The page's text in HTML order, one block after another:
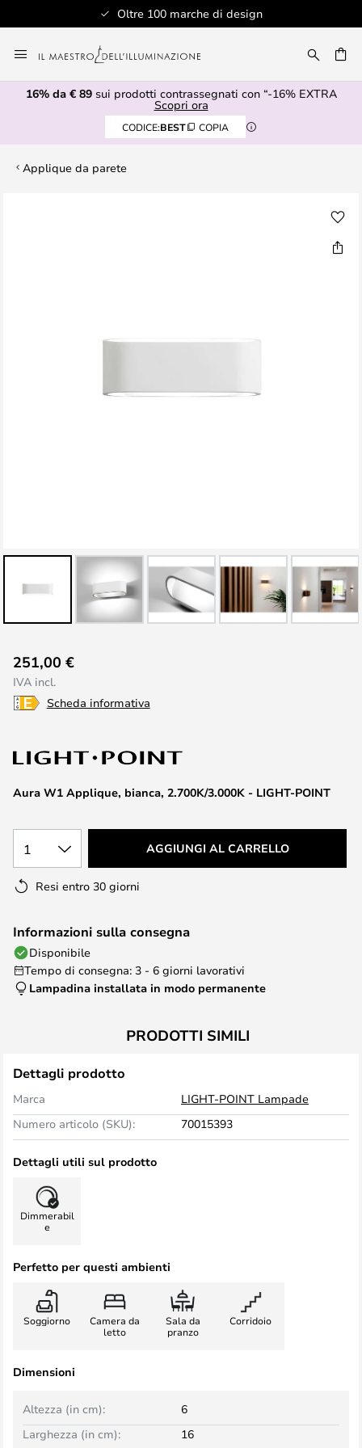
Oltre 100 marche di design
al
contenuto
16% da € 89sui prodotti contrassegnati con “-16% EXTRA
Scopri ora
CODICE:BEST COPIA
Applique da parete
all'inizio
della
galleria
immagini
Aura W1 Applique, bianca, 2.700K/3.000K - LIGHT-POINT
251,00 €
IVA incl.
Scheda informativa
1 AGGIUNGI AL CARRELLO
Resi entro 30 giorni
Informazioni sulla consegna
Disponibile
Tempo di consegna: 3 - 6 giorni lavorativi
Lampadina installata in modo permanente
PRODOTTI SIMILI
Dettagli prodotto
Marca
LIGHT-POINT Lampade
Numero articolo (SKU):
70015393
Dettagli utili sul prodotto
Dimmerabil
e
Perfetto per questi ambienti
Soggiorno
Camera da
letto
Sala da
pranzo
Corridoio
Dimensioni
Larghezza (in cm): 16
Altezza (in cm): 6